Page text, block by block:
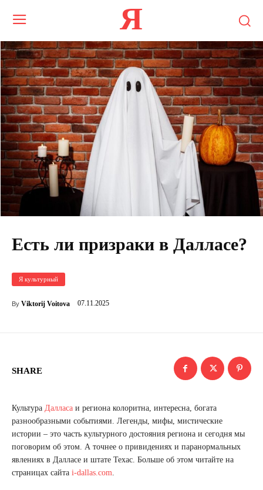
Я
Есть ли призраки в Далласе?
Я культурный
By Viktorij Voitova 07.11.2025
SHARE
Культура Далласа и региона колоритна, интересна, богата
разнообразными событиями. Легенды, мифы, мистические
истории – это часть культурного достояния региона и сегодня мы
поговорим об этом. А точнее о привидениях и паранормальных
явлениях в Далласе и штате Техас. Больше об этом читайте на
страницах сайта i-dallas.com.